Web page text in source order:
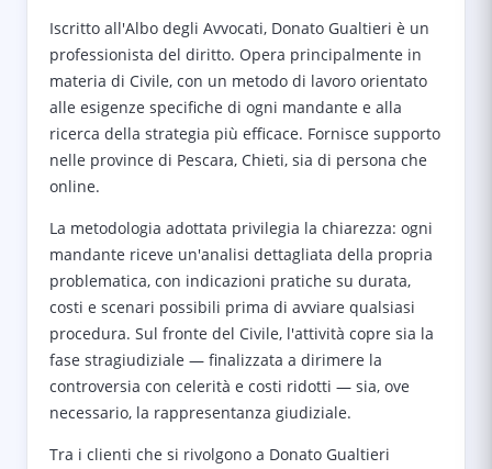
Iscritto all'Albo degli Avvocati, Donato Gualtieri è un
professionista del diritto. Opera principalmente in
materia di Civile, con un metodo di lavoro orientato
alle esigenze specifiche di ogni mandante e alla
ricerca della strategia più efficace. Fornisce supporto
nelle province di Pescara, Chieti, sia di persona che
online.
La metodologia adottata privilegia la chiarezza: ogni
mandante riceve un'analisi dettagliata della propria
problematica, con indicazioni pratiche su durata,
costi e scenari possibili prima di avviare qualsiasi
procedura. Sul fronte del Civile, l'attività copre sia la
fase stragiudiziale — finalizzata a dirimere la
controversia con celerità e costi ridotti — sia, ove
necessario, la rappresentanza giudiziale.
Tra i clienti che si rivolgono a Donato Gualtieri